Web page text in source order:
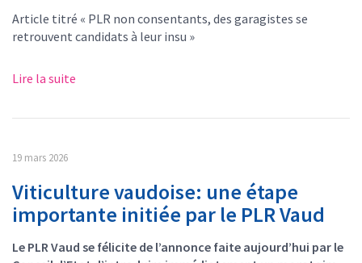
Article titré « PLR non consentants, des garagistes se
retrouvent candidats à leur insu »
Lire la suite
19 mars 2026
Viticulture vaudoise: une étape
importante initiée par le PLR Vaud
Le PLR Vaud se félicite de l’annonce faite aujourd’hui par le